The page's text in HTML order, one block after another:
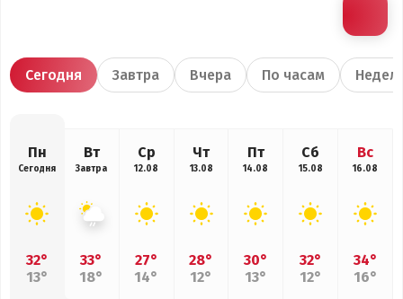
Сегодня Завтра Вчера По часам
Пн
Сегодня
32°
13°
Вт
Завтра
33°
18°
Ср
12.08
27°
14°
Чт
13.08
28°
12°
Пт
14.08
30°
13°
Сб
15.08
32°
12°
Вс
16.08
34°
16°